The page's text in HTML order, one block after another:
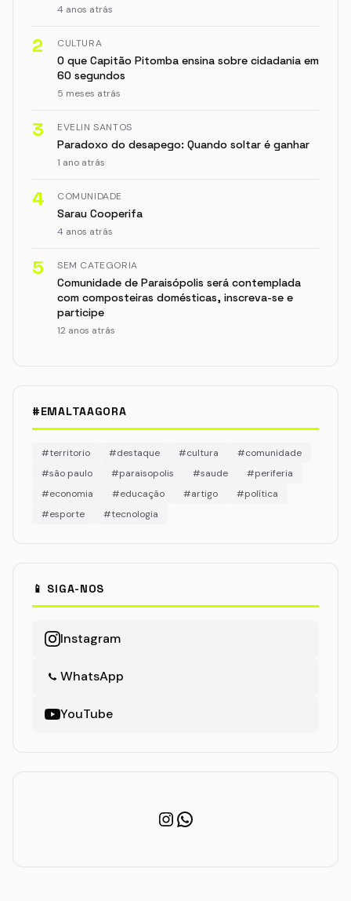
4 anos atrás
2 CULTURA
O que Capitão Pitomba ensina sobre cidadania em
60 segundos
5 meses atrás
3 EVELIN SANTOS
Paradoxo do desapego: Quando soltar é ganhar
1 ano atrás
4 COMUNIDADE
Sarau Cooperifa
4 anos atrás
5 SEM CATEGORIA
Comunidade de Paraisópolis será contemplada
com composteiras domésticas, inscreva-se e
participe
12 anos atrás
#EMALTAAGORA
#territorio #destaque #cultura
#comunidade
#são paulo
#paraisopolis #saude
#periferia
#economia
#educação #artigo
#política
#esporte
#tecnologia
📱 SIGA-NOS
Instagram
WhatsApp
YouTube
Instagram
WhatsApp